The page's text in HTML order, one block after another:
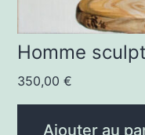
Homme
350,00€
Ajouter au